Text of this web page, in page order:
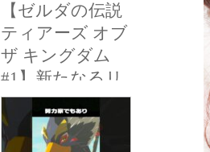
【ゼルダの伝説
ティアーズ オブ
ザ キングダム
#1】新たなるリ
ンクの戦い。舞
台は空へ…！！
【にじさんじ/社